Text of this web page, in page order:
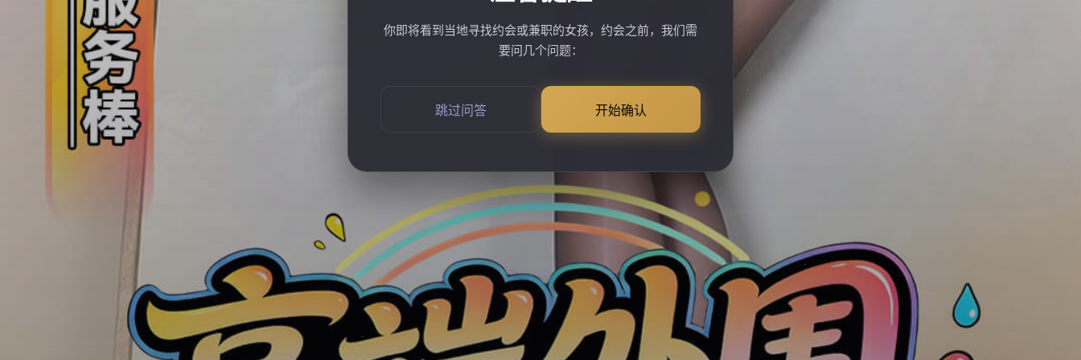
你即将看到当地寻找约会或兼职的女孩，约会之前，我们需
要问几个问题：
跳过问答 开始确认